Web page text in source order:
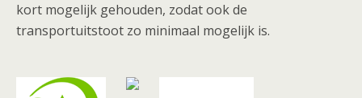
kort mogelijk gehouden, zodat ook de
transportuitstoot zo minimaal mogelijk is.